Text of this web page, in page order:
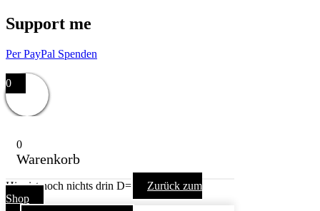
Support me
Per PayPal Spenden
0
0
Warenkorb
Hier ist noch nichts drin D=
Zurück zum
Shop